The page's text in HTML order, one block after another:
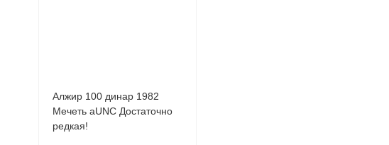
Алжир 100 динар 1982
Мечеть аUNC Достаточно
редкая!